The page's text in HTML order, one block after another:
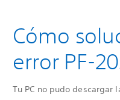
Cómo
error PF-
Tu PC no pudo descargar